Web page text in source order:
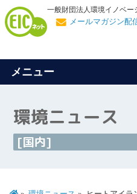
一般財団法人環境イノベー
メールマガジン配
メニュー
環境ニュース
[国内]